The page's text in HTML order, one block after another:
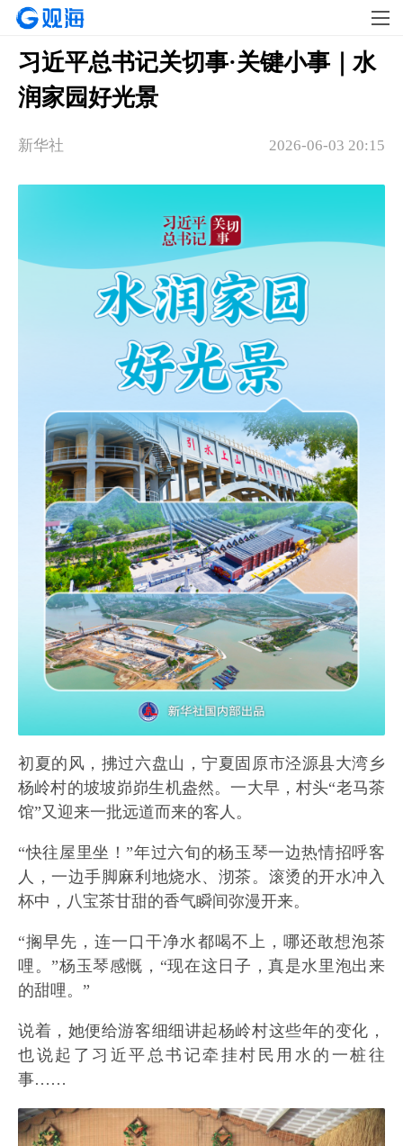
习近平总书记关切事·关键小事｜水
润家园好光景
2026-06-03 20:15
新华社
初夏的风，拂过六盘山，宁夏固原市泾源县大湾乡
杨岭村的坡坡峁峁生机盎然。一大早，村头“老马茶
馆”又迎来一批远道而来的客人。
“快往屋里坐！”年过六旬的杨玉琴一边热情招呼客
人，一边手脚麻利地烧水、沏茶。滚烫的开水冲入
杯中，八宝茶甘甜的香气瞬间弥漫开来。
“搁早先，连一口干净水都喝不上，哪还敢想泡茶
哩。”杨玉琴感慨，“现在这日子，真是水里泡出来
的甜哩。”
说着，她便给游客细细讲起杨岭村这些年的变化，
也说起了习近平总书记牵挂村民用水的一桩往
事……